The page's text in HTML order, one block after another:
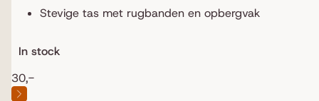
Stevige tas met rugbanden en opbergvak
In stock
30,-